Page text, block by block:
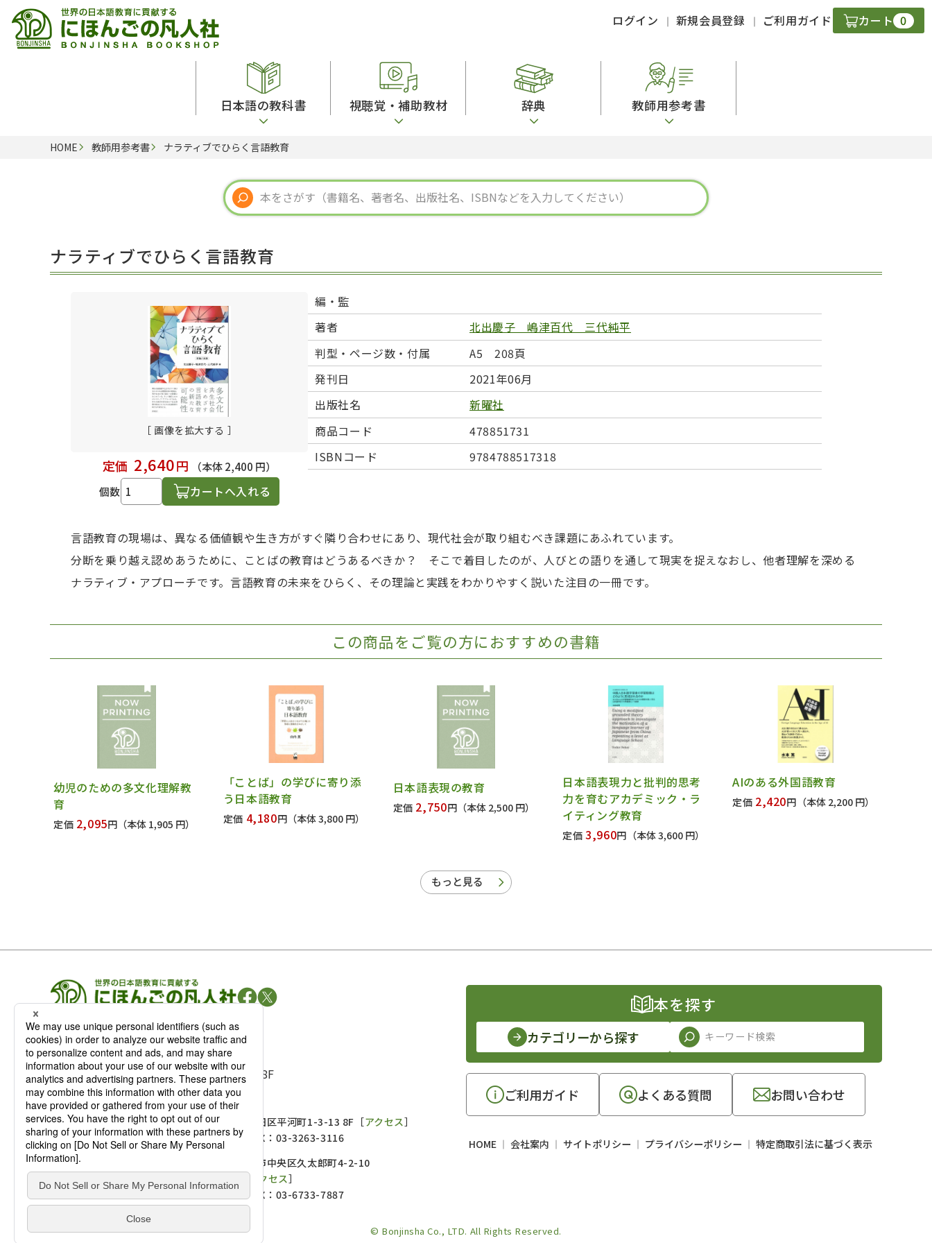
ログイン 新規会員登録 ご利用ガイド カート 0
日本語の教科書
留学生向け専門分野
子ども向け
文法
発音・聴解
作文
練習問題
日本語能力試験対策
日本留学試験対策
日本語学習関連副読本
定期刊行物
視聴覚・補助教材
カード・ゲーム・絵教材
絵本・子ども向け補助 図表
辞典
スペイン語辞典
中国語辞典
ドイツ語辞典
ポルトガル語辞典
ロシア語辞典
語学・文法辞典
表現・用字用語辞典 比較文化辞典
教師用参考書
語彙・意味
文章・談話・表現
表記
言語学
多言語社会・言語政策
言語の諸相
アカデミック・スキル
HOME 教師用参考書 ナラティブでひらく言語教育
ナラティブでひらく言語教育
［ 画像を拡大する ］
定価 2,640円
（本体 2,400 円）
個数
カートへ入れる
編・監
著者
北出慶子 嶋津百代 三代純平
判型・ページ数・付属
A5 208頁
発刊日
2021年06月
出版社名
新曜社
商品コード
478851731
ISBNコード
9784788517318
言語教育の現場は、異なる価値観や生き方がすぐ隣り合わせにあり、現代社会が取り組むべき課題にあふれています。
分断を乗り越え認めあうために、ことばの教育はどうあるべきか？ そこで着目したのが、人びとの語りを通して現実を捉えなおし、他者理解を深める
ナラティブ・アプローチです。言語教育の未来をひらく、その理論と実践をわかりやすく説いた注目の一冊です。
この商品をご覧の方におすすめの書籍
幼児のための多文化理解教
育
定価 2,095円 （本体 1,905 円）
「ことば」の学びに寄り添
う日本語教育
定価 4,180円 （本体 3,800 円）
日本語表現の教育
定価 2,750円 （本体 2,500 円）
日本語表現力と批判的思考
力を育むアカデミック・ラ
イティング教育
定価3,960円 （本体 3,600 円）
AIのある外国語教育
定価 2,420円 （本体 2,200 円）
もっと見る
凡人社の出版情報
〒102-0093 東京都千代田区平河町 1-3-13 8F
TEL：03-3263-3959／FAX：03-3263-3116
麹町店
〒102-0093 東京都千代田区平河町1-3-13 8F［アクセス］
TEL：03-3239-8673／FAX：03-3263-3116
大阪店
〒541-0056 大阪府大阪市中央区久太郎町4-2-10
アクセス］
TEL：06-4256-2684／FAX：03-6733-7887
本を探す
カテゴリーから探す
ご利用ガイド よくある質問 お問い合わせ
HOME 会社案内 サイトポリシー プライバシーポリシー 特定商取引法に基づく表示
© Bonjinsha Co., LTD. All Rights Reserved.